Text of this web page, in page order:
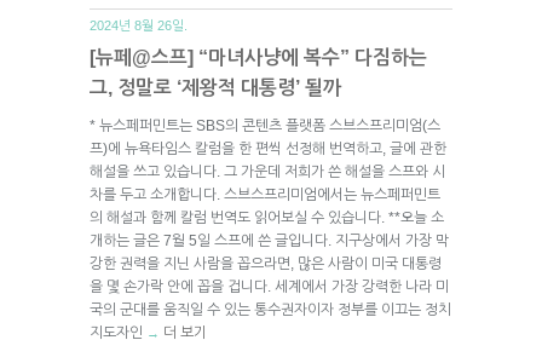
2024년 8월 26일.
[뉴페@스프] “마녀사냥에 복수” 다짐하는
그, 정말로 ‘제왕적 대통령’ 될까
* 뉴스페퍼민트는 SBS의 콘텐츠 플랫폼 스브스프리미엄(스
프)에 뉴욕타임스 칼럼을 한 편씩 선정해 번역하고, 글에 관한
해설을 쓰고 있습니다. 그 가운데 저희가 쓴 해설을 스프와 시
차를 두고 소개합니다. 스브스프리미엄에서는 뉴스페퍼민트
의 해설과 함께 칼럼 번역도 읽어보실 수 있습니다. **오늘 소
개하는 글은 7월 5일 스프에 쓴 글입니다. 지구상에서 가장 막
강한 권력을 지닌 사람을 꼽으라면, 많은 사람이 미국 대통령
을 몇 손가락 안에 꼽을 겁니다. 세계에서 가장 강력한 나라 미
국의 군대를 움직일 수 있는 통수권자이자 정부를 이끄는 정치
지도자인 → 더 보기